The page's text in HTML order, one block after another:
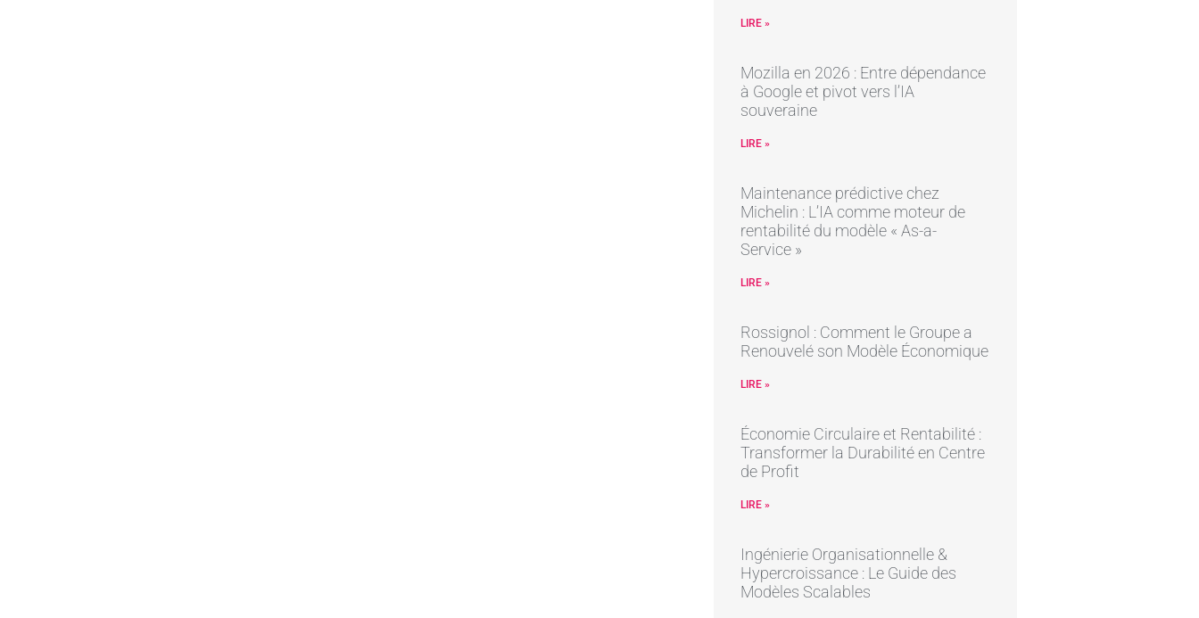
LIRE »
Mozilla en 2026 : Entre dépendance
à Google et pivot vers l’IA
souveraine
LIRE »
Maintenance prédictive chez
Michelin : L’IA comme moteur de
rentabilité du modèle « As-a-
Service »
LIRE »
Rossignol : Comment le Groupe a
Renouvelé son Modèle Économique
LIRE »
Économie Circulaire et Rentabilité :
Transformer la Durabilité en Centre
de Profit
LIRE »
Ingénierie Organisationnelle &
Hypercroissance : Le Guide des
Modèles Scalables